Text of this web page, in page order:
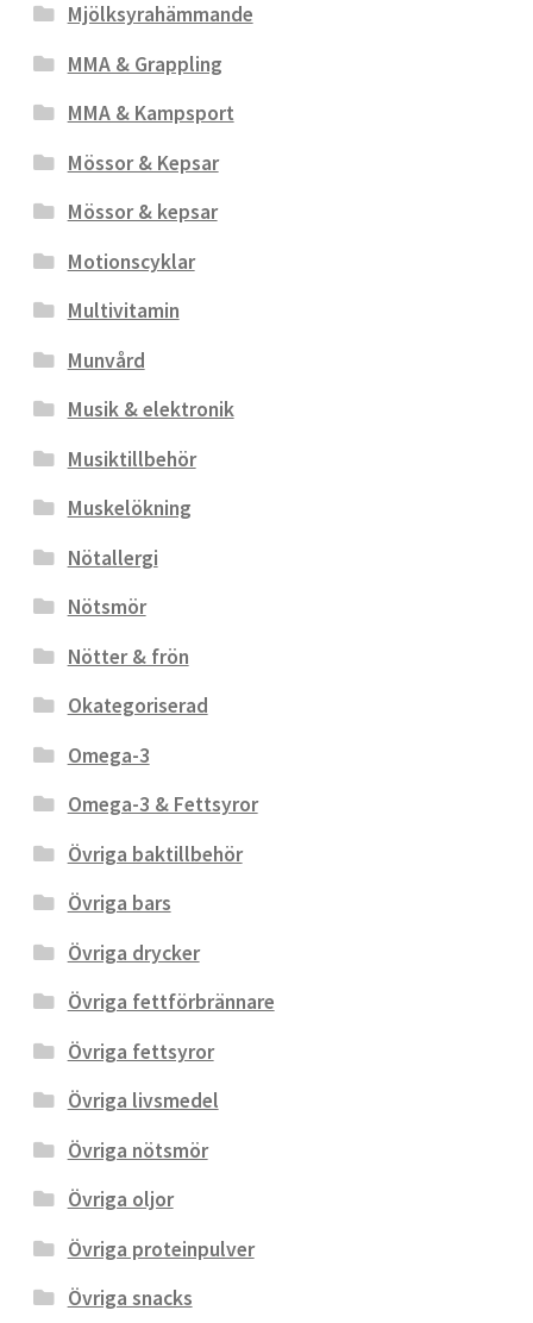
Mjölksyrahämmande
MMA & Grappling
MMA & Kampsport
Mössor & Kepsar
Mössor & kepsar
Motionscyklar
Multivitamin
Munvård
Musik & elektronik
Musiktillbehör
Muskelökning
Nötallergi
Nötsmör
Nötter & frön
Okategoriserad
Omega-3
Omega-3 & Fettsyror
Övriga baktillbehör
Övriga bars
Övriga drycker
Övriga fettförbrännare
Övriga fettsyror
Övriga livsmedel
Övriga nötsmör
Övriga oljor
Övriga proteinpulver
Övriga snacks